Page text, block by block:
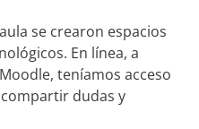
se crearon espacios
En línea, a
teníamos acceso
dudas y